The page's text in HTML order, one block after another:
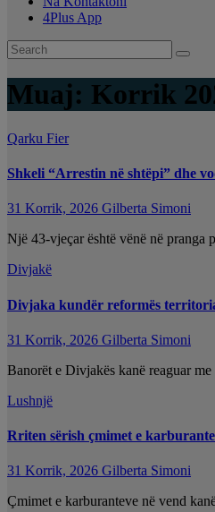
4Plus App
Muaj: Korrik
Qarku Fier
Shkeli “Arrestin në shtëpi” dhe
31 Korrik, 2026 Gilberta Simoni
Një 43-vjeçar është vënë në pranga
Divjakë
Divjaka kundër reformës
31 Korrik, 2026 Gilberta Simoni
Banorët e Divjakës kanë reaguar
Lushnjë
Rriten sërish çmimet e
31 Korrik, 2026 Gilberta Simoni
Çmimet e karburanteve në vend